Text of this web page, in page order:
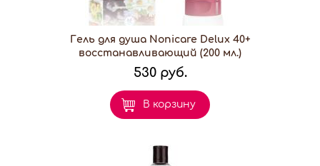
Гель для душа Nonicare Delux 40+
восстанавливающий (200 мл.)
530 руб.
В корзину